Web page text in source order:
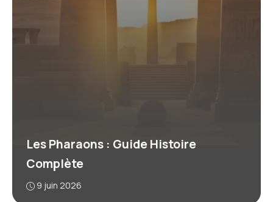
Les Pharaons : Guide Histoire
Complète
9 juin 2026